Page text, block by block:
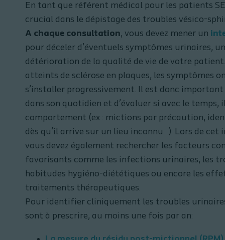
En tant que référent médical pour les patients
crucial dans le dépistage des troubles vésico-
A chaque consultation, vous devez mener un
pour déceler d’éventuels symptômes urinaires,
détérioration de la qualité de vie de votre
atteints de sclérose en plaques, les symptômes
s’installer progressivement. Il est donc
dans son quotidien et d’évaluer si avec le temps,
comportement (ex : mictions par précaution,
dès qu’il arrive sur un lieu inconnu…). Lors de
vous devez également rechercher les facteurs
favorisants comme les infections urinaires, les
habitudes hygiéno-diététiques ou encore les
traitements thérapeutiques.
Pour identifier cliniquement les troubles
sont à prescrire, au moins une fois par an: